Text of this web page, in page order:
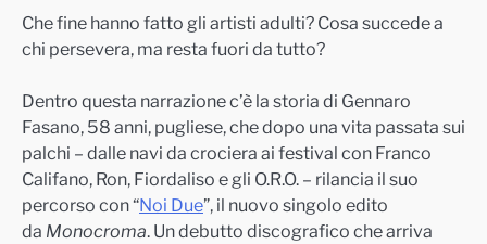
Che fine hanno fatto gli artisti adulti? Cosa succede a
chi persevera, ma resta fuori da tutto?
Dentro questa narrazione c’è la storia di Gennaro
Fasano, 58 anni, pugliese, che dopo una vita passata sui
palchi – dalle navi da crociera ai festival con Franco
Califano, Ron, Fiordaliso e gli O.R.O. – rilancia il suo
percorso con “Noi Due”, il nuovo singolo edito
da Monocroma. Un debutto discografico che arriva